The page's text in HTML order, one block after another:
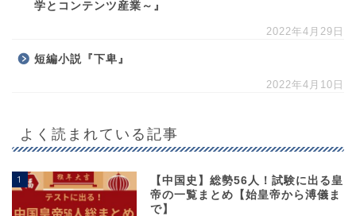
学とコンテンツ産業～』
2022年4月29日
短編小説『下卑』
2022年4月10日
よく読まれている記事
1
【中国史】総勢56人！試験に出る皇
帝の一覧まとめ【始皇帝から溥儀ま
で】